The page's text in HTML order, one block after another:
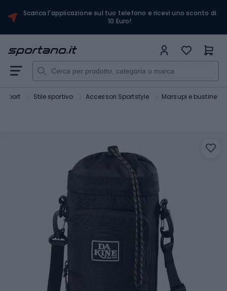
Scarica l'applicazione sul tuo telefono e ricevi uno sconto di
10 Euro!
Sport Stile sportivo Accessori Sportstyle Marsupi e bustine